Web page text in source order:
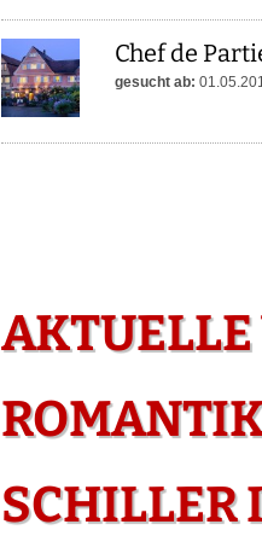
Chef de
gesucht ab:
SCHILLER